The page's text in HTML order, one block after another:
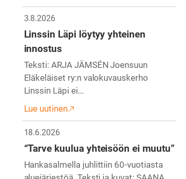
3.8.2026
Linssin Läpi löytyy yhteinen
innostus
Teksti: ARJA JÄMSÉN Joensuun
Eläkeläiset ry:n valokuvauskerho
Linssin Läpi ei…
Lue uutinen
18.6.2026
“Tarve kuulua yhteisöön ei muutu”
Hankasalmella juhlittiin 60-vuotiasta